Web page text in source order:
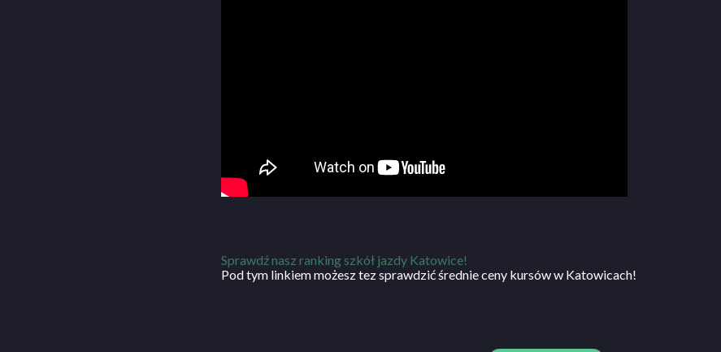
Sprawdź nasz ranking szkół jazdy Katowice!
Pod tym linkiem możesz tez sprawdzić średnie ceny kursów w Katowicach!